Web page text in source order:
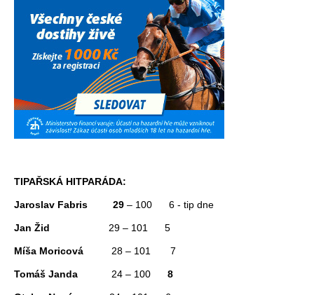
TIPAŘSKÁ HITPARÁDA:
Jaroslav Fabris 29 – 100 6 - tip dne
Jan Žid 29 – 101 5
Míša Moricová 28 – 101 7
Tomáš Janda 24 – 100 8